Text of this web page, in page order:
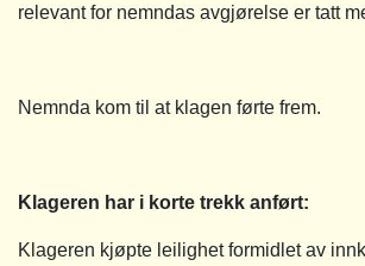
relevant for nemndas avgjørelse er tatt
Nemnda kom til at klagen førte frem.
Klageren har i korte trekk anført:
Klageren kjøpte leilighet formidlet av